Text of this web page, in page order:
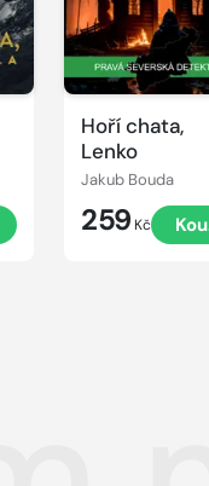
Hoří chata,
Lenko
Jakub Bouda
259 Kč